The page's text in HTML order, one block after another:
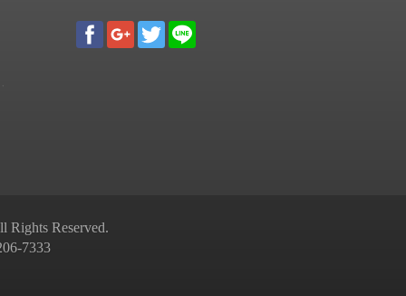
Reserved.
7333